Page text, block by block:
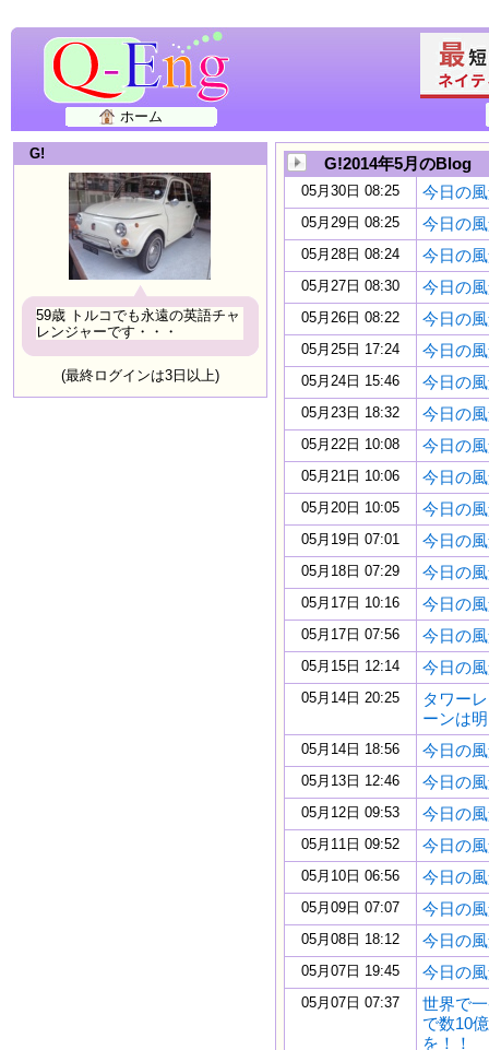
ホーム
G!
59歳 トルコでも永遠の英語チャ
レンジャーです・・・
(最終ログインは3日以上)
G!2014年5月のBlog
05月30日 08:25 今日の
05月29日 08:25 今日の
05月28日 08:24 今日の
05月27日 08:30 今日の
05月26日 08:22 今日の
05月25日 17:24 今日の
05月24日 15:46 今日の
05月23日 18:32 今日の
05月22日 10:08 今日の
05月21日 10:06 今日の
05月20日 10:05 今日の
05月19日 07:01 今日の
05月18日 07:29 今日の
05月17日 10:16 今日の
05月17日 07:56 今日の
05月15日 12:14 今日の
05月14日 20:25
タワー
ーンは
05月14日 18:56 今日の
05月13日 12:46 今日の
05月12日 09:53 今日の
05月11日 09:52 今日の
05月10日 06:56 今日の
05月09日 07:07 今日の
05月08日 18:12 今日の
05月07日 19:45 今日の
05月07日 07:37
世界で
で数10
を！！